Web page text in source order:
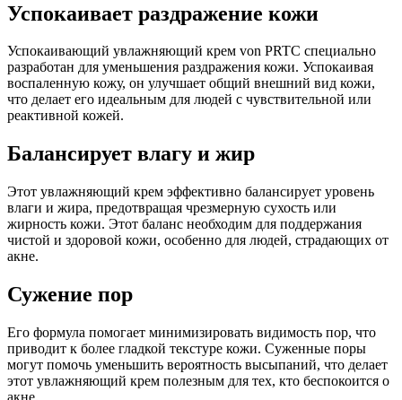
Успокаивает раздражение кожи
Успокаивающий увлажняющий крем von PRTC специально
разработан для уменьшения раздражения кожи. Успокаивая
воспаленную кожу, он улучшает общий внешний вид кожи,
что делает его идеальным для людей с чувствительной или
реактивной кожей.
Балансирует влагу и жир
Этот увлажняющий крем эффективно балансирует уровень
влаги и жира, предотвращая чрезмерную сухость или
жирность кожи. Этот баланс необходим для поддержания
чистой и здоровой кожи, особенно для людей, страдающих от
акне.
Сужение пор
Его формула помогает минимизировать видимость пор, что
приводит к более гладкой текстуре кожи. Суженные поры
могут помочь уменьшить вероятность высыпаний, что делает
этот увлажняющий крем полезным для тех, кто беспокоится о
акне.